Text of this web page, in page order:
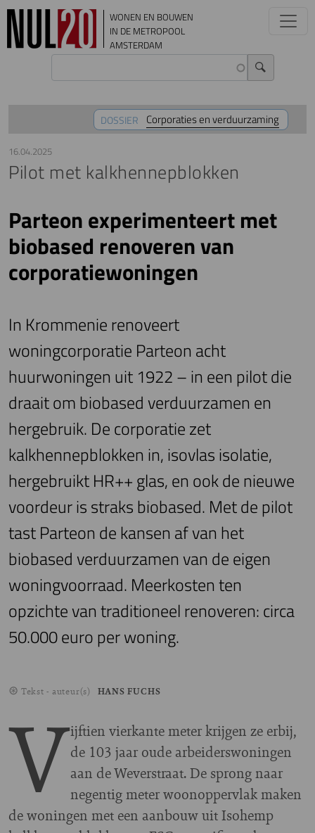
Overslaan en naar de inhoud gaan
WONEN EN BOUWEN
IN DE METROPOOL
AMSTERDAM
DOSSIER Corporaties en verduurzaming
16.04.2025
Pilot met kalkhennepblokken
Parteon experimenteert met
biobased renoveren van
corporatiewoningen
In Krommenie renoveert
woningcorporatie Parteon acht
huurwoningen uit 1922 – in een pilot die
draait om biobased verduurzamen en
hergebruik. De corporatie zet
kalkhennepblokken in, isovlas isolatie,
hergebruikt HR++ glas, en ook de nieuwe
voordeur is straks biobased. Met de pilot
tast Parteon de kansen af van het
biobased verduurzamen van de eigen
woningvoorraad. Meerkosten ten
opzichte van traditioneel renoveren: circa
50.000 euro per woning.
Tekst - auteur(s) HANS FUCHS
Vijftien vierkante meter krijgen ze erbij,
de 103 jaar oude arbeiderswoningen
aan de Weverstraat. De sprong naar
negentig meter woonoppervlak maken
de woningen met een aanbouw uit Isohemp